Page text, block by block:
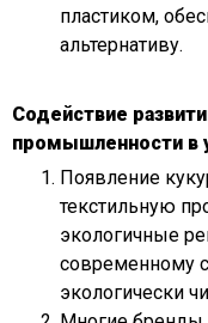
пластиком,
альтернативу.
Содействие
промышленности в
Появление
текстильную
экологичные
современному
экологически